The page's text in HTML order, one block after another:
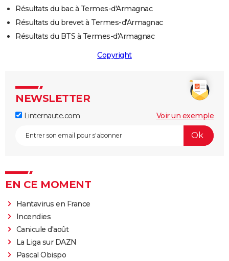
Résultats du bac à Termes-d'Armagnac
Résultats du brevet à Termes-d'Armagnac
Résultats du BTS à Termes-d'Armagnac
Copyright
NEWSLETTER
Linternaute.com Voir un exemple
EN CE MOMENT
Hantavirus en France
Incendies
Canicule d'août
La Liga sur DAZN
Pascal Obispo